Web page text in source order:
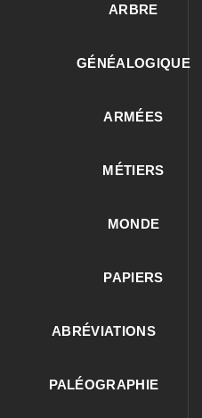
ARBRE
GÉNÉALOGIQUE
ARMÉES
MÉTIERS
MONDE
PAPIERS
ABRÉVIATIONS
PALÉOGRAPHIE